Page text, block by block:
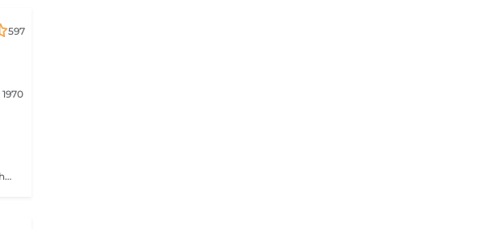
597
Dieses neue exklusive LPG®-Protokoll ist besonders auf das Wohlbefinden der Verbraucher bedacht und stellt eine Allianz aus Technik dar, die auf der patentierten Technologie des CelluM6 Alliance®-Geräts und der Sensorik für eine sofortige und dauerhafte Wirkung auf den Körper basiert. Und dies dank einer Reihe von Manövern, die sowohl vom Alliance®-Behandlungskopf, dem Auflegen einer Maske als auch von den Händen des Behandlers ausgeführt werden